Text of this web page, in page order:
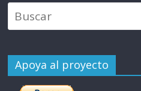
Apoya al proyecto